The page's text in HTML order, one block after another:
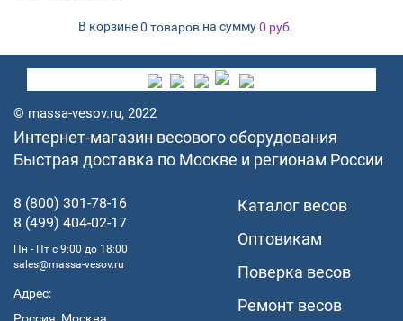
В корзине0 товаров на сумму0 руб.
© massa-vesov.ru, 2022
Интернет-магазин весового оборудования
Быстрая доставка по Москве и регионам России
8 (800) 301-78-16
8 (499) 404-02-17
Пн - Пт с 9:00 до 18:00
sales@massa-vesov.ru
Адрес:
Каталог весов
Оптовикам
Поверка весов
Ремонт весов